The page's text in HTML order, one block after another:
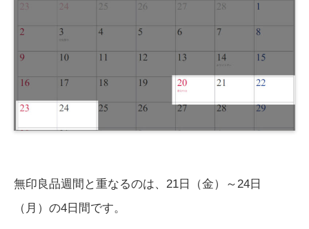
無印良品週間と重なるのは、21日（金）～24日
（月）の4日間です。